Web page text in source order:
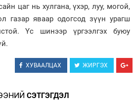
цаг нь хулгана, үхэр, луу, могой,
газар яваар одогсод зүүн урагш
Үс шинээр үргээлгэх буюу
ХУВААЛЦАХ ЖИРГЭХ
СЭТГЭГДЭЛ